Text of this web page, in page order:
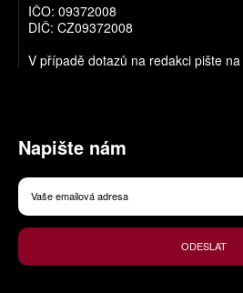
IČO: 09372008
DIČ: CZ09372008
V případě dotazů na redakci pište na
Napište nám
ODESLAT